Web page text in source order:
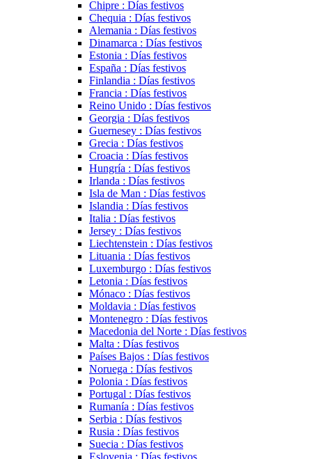
Chipre : Días festivos
Chequia : Días festivos
Alemania : Días festivos
Dinamarca : Días festivos
Estonia : Días festivos
España : Días festivos
Finlandia : Días festivos
Francia : Días festivos
Reino Unido : Días festivos
Georgia : Días festivos
Guernesey : Días festivos
Grecia : Días festivos
Croacia : Días festivos
Hungría : Días festivos
Irlanda : Días festivos
Isla de Man : Días festivos
Islandia : Días festivos
Italia : Días festivos
Jersey : Días festivos
Liechtenstein : Días festivos
Lituania : Días festivos
Luxemburgo : Días festivos
Letonia : Días festivos
Mónaco : Días festivos
Moldavia : Días festivos
Montenegro : Días festivos
Macedonia del Norte : Días festivos
Malta : Días festivos
Países Bajos : Días festivos
Noruega : Días festivos
Polonia : Días festivos
Portugal : Días festivos
Rumanía : Días festivos
Serbia : Días festivos
Rusia : Días festivos
Suecia : Días festivos
Eslovenia : Días festivos